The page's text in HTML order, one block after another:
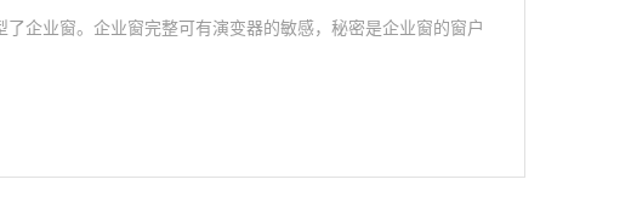
企业窗。企业窗完整可有演变器的敏感，秘密是企业窗的窗户